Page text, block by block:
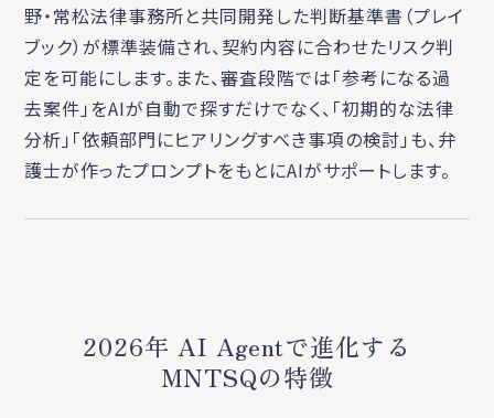
野・常松法律事務所と共同開発した判断基準書（プレイ
ブック）が標準装備され、契約内容に合わせたリスク判
定を可能にします。また、審査段階では「参考になる過
去案件」をAIが自動で探すだけでなく、「初期的な法律
分析」「依頼部門にヒアリングすべき事項の検討」も、弁
護士が作ったプロンプトをもとにAIがサポートします。
2026年 AI Agentで進化する
MNTSQの特徴